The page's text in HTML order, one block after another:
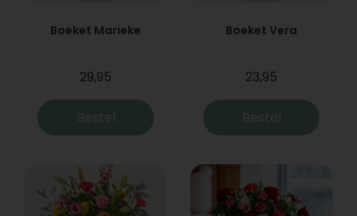
Boeket Marieke
29,95
Bestel
Boeket Vera
23,95
Bestel